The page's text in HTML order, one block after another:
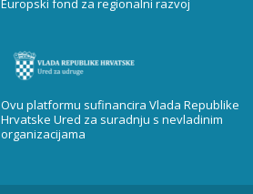
Europski fond za regionalni razvoj
Ovu platformu sufinancira Vlada Republike
Hrvatske Ured za suradnju s nevladinim
organizacijama